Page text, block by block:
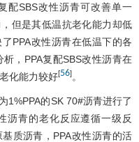
配SBS改性沥青可改善单一
但是其低温抗老化能力却低
PPA改性沥青在低温下的各
，PPA复配SBS改性沥青在
化能力较好[56] 。
1%PPA的SK 70#沥青进行了
沥青的老化反应遵循一级反
质沥青，PPA改性沥青的活